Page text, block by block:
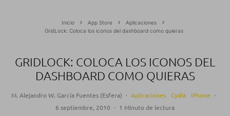
Inicio App Store
Aplicaciones
GridLock: Coloca los iconos del dashboard como quieras
GRIDLOCK: COLOCA LOS ICONOS DEL
DASHBOARD COMO QUIERAS
M. Alejandro W. García Fuentes (Esfera) · Aplicaciones Cydia iPhone ·
6 septiembre, 2010 · 1 Minuto de lectura